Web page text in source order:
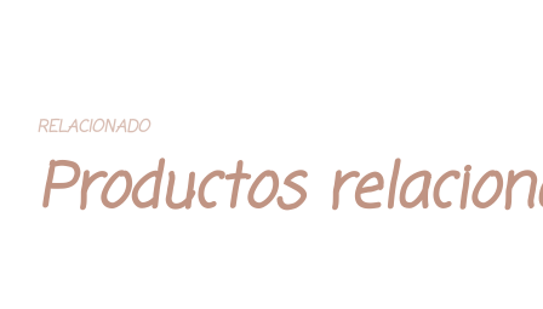
RELACIONADO
Productos